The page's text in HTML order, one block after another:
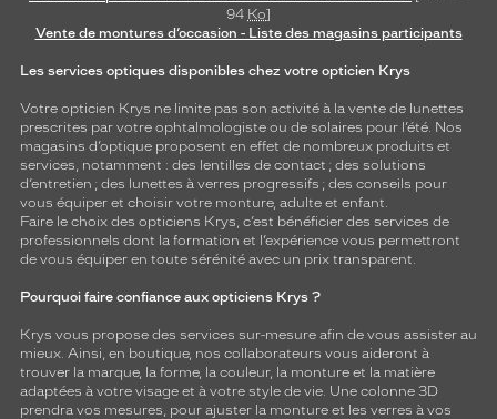
94 Ko]
Vente de montures d’occasion - Liste des magasins participants
Les services optiques disponibles chez votre opticien Krys
Votre opticien Krys ne limite pas son activité à la vente de lunettes
prescrites par votre ophtalmologiste ou de solaires pour l’été. Nos
magasins d’optique proposent en effet de nombreux produits et
services, notamment : des lentilles de contact ; des solutions
d’entretien ; des lunettes à verres progressifs ; des conseils pour
vous équiper et choisir votre monture, adulte et enfant.
Faire le choix des opticiens Krys, c’est bénéficier des services de
professionnels dont la formation et l’expérience vous permettront
de vous équiper en toute sérénité avec un prix transparent.
Pourquoi faire confiance aux opticiens Krys ?
Krys vous propose des services sur-mesure afin de vous assister au
mieux. Ainsi, en boutique, nos collaborateurs vous aideront à
trouver la marque, la forme, la couleur, la monture et la matière
adaptées à votre visage et à votre style de vie. Une colonne 3D
prendra vos mesures, pour ajuster la monture et les verres à vos